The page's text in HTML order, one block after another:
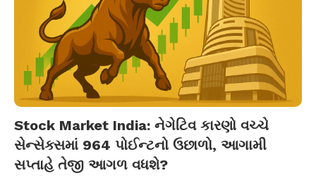
Stock Market India: નેગેટિવ કારણો વચ્ચે
સેન્સેક્સમાં 964 પોઈન્ટનો ઉછાળો, આગામી
સપ્તાહે તેજી આગળ વધશે?